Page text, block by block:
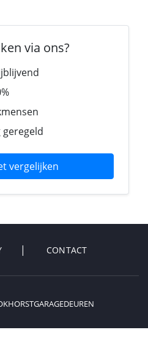
via ons?
geregeld
vergelijken
CONTACT